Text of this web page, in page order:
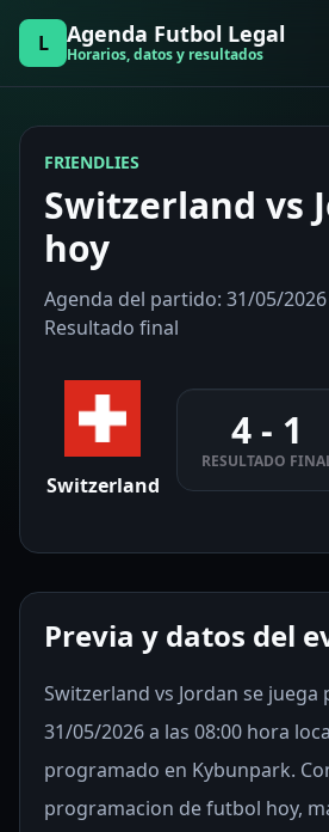
L Agenda Futbol Legal
Horarios, datos y resultados
FRIENDLIES
Switzerland vs
hoy
Agenda del partido: 31/05/
Resultado final
Switzerland
4 - 1
RESULTADO
Previa y datos del
Switzerland vs Jordan se juega
31/05/2026 a las 08:00 hora
programado en Kybunpark.
programacion de futbol hoy,